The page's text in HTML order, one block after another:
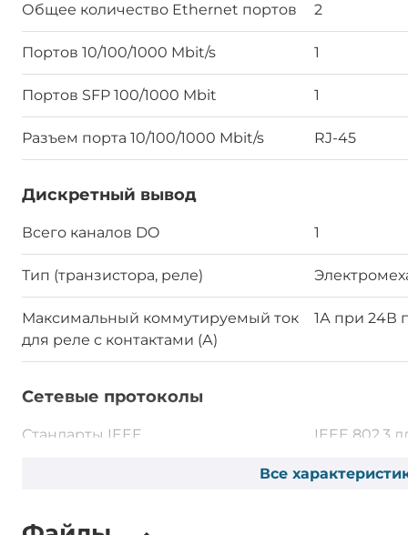
Общее количество Ethernet портов 2
Портов 10/100/1000 Mbit/s 1
Портов SFP 100/1000 Mbit 1
Разъем порта 10/100/1000 Mbit/s RJ-45
Дискретный вывод
Всего каналов DO 1
Тип (транзистора, реле)
Максимальный коммутируемый ток
для реле с контактами (А)
1А при 24В
Сетевые протоколы
Стандарты IEEE
IEEE 802.3
100BaseFX,
Все